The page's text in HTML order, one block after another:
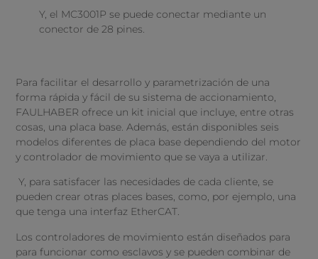
Y, el MC3001P se puede conectar mediante un
conector de 28 pines.
Para facilitar el desarrollo y parametrización de una
forma rápida y fácil de su sistema de accionamiento,
FAULHABER ofrece un kit inicial que incluye, entre otras
cosas, una placa base. Además, están disponibles seis
modelos diferentes de placa base dependiendo del motor
y controlador de movimiento que se vaya a utilizar.
Y, para satisfacer las necesidades de cada cliente, se
pueden crear otras places bases, como, por ejemplo, una
que tenga una interfaz EtherCAT.
Los controladores de movimiento están diseñados para
para funcionar como esclavos y se pueden combinar de